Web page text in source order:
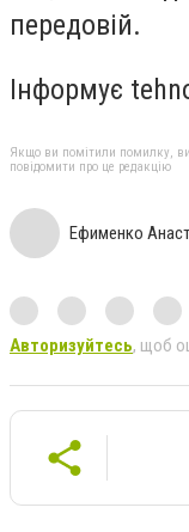
передовій.
Інформує
Якщо ви помітили помилку,
повідомити про це редакцію
Ефименко
Авторизуйтесь, щоб